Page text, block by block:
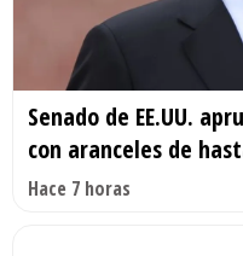
Senado de EE.UU.
con aranceles de
Hace 7 horas